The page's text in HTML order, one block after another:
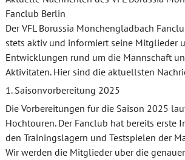
Fanclub Berlin
Der VFL Borussia Monchengladbach
stets aktiv und informiert seine Mitglieder
Entwicklungen rund um die Mannschaft
Aktivitaten. Hier sind die aktuellsten
1. Saisonvorbereitung 2025
Die Vorbereitungen fur die Saison 2025
Hochtouren. Der Fanclub hat bereits erste
den Trainingslagern und Testspielen der
Wir werden die Mitglieder uber die